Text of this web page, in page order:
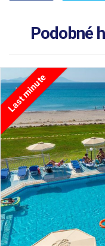
Podobné
Last minute